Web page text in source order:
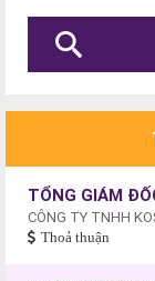
TỔNG GIÁM
CÔNG TY TNHH
Thoả thuận